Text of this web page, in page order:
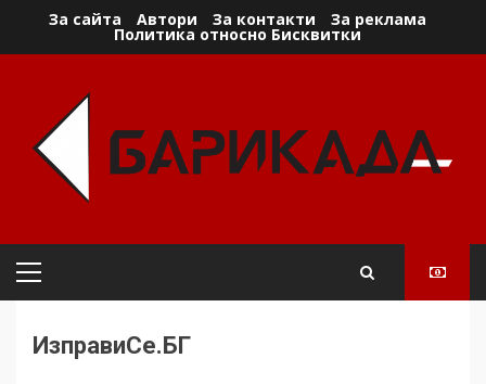
За сайта Автори За контакти За реклама
Политика относно Бисквитки
Primary
ИзправиСе.БГ